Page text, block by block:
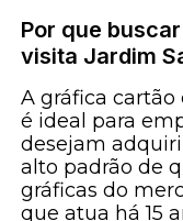
Por que
visita Jardim
A gráfica
é ideal para
desejam
alto padrão de
gráficas do
que atua há 15